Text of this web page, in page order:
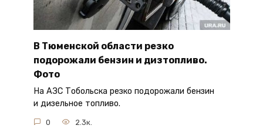
В Тюменской области резко
подорожали бензин и дизтопливо.
Фото
На АЗС Тобольска резко подорожали бензин
и дизельное топливо.
0 2.3к.